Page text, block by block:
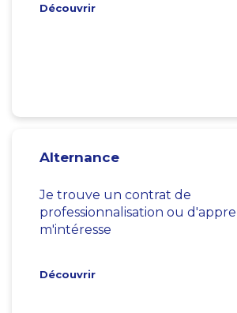
Découvrir
Alternance
Je trouve un contrat de
professionnalisation ou
m'intéresse
Découvrir